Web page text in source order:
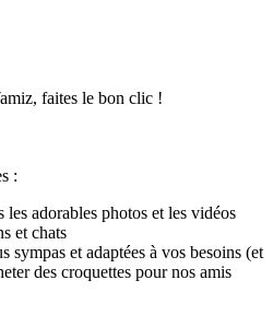
faites le bon clic !
:
adorables photos et les vidéos
et chats
sympas et adaptées à vos besoins (et
des croquettes pour nos amis